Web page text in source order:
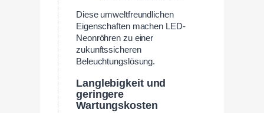
Diese umweltfreundlichen
Eigenschaften machen LED-
Neonröhren zu einer
zukunftssicheren
Beleuchtungslösung.
Langlebigkeit und
geringere
Wartungskosten